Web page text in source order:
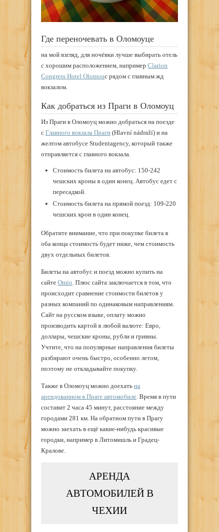
Где переночевать в Оломоуце
на мой взгляд, для ночёвки лучше выбирать отель
с хорошим расположением, например Clarion
Congress Hotel Olomouc рядом с главным жд
вокзалом.
Как добраться из Праги в Оломоуц
Из Праги в Оломоуц можно добраться на поезде
с Главного вокзала Праги (Hlavní nádraží) и на
желтом автобусе Studentagency, который также
отправляется с главного вокзала.
Стоимость билета на автобус: 150-242
чешских кроны в один конец. Автобус едет с
пересадкой.
Стоимость билета на прямой поезд: 109-220
чешских крон в один конец.
Обратите внимание, что при покупке билета в
оба конца стоимость будет ниже, чем стоимость
двух отдельных билетов.
Билеты на автобус и поезд можно купить на
сайте Omio . Плюс сайта заключается в том, что
происходит сравнение стоимости билетов у
разных компаний по одинаковым направлениям.
Сайт на русском языке, оплату можно
производить картой в любой валюте: Евро,
доллары, чешские кроны, рубли и гривны.
Учтите, что на популярные направления билеты
разбирают очень быстро, особенно летом,
поэтому не откладывайте покупку.
Также в Оломоуц можно доехать на
арендованном в Праге автомобиле . Время в пути
составит 2 часа 45 минут, расстояние между
городами 281 км. На обратном пути в Прагу
можно заехать в ещё какие-нибудь красивые
городки, например в Литомишль и Градец-
Кралове.
АРЕНДА
АВТОМОБИЛЕЙ В
ЧЕХИИ